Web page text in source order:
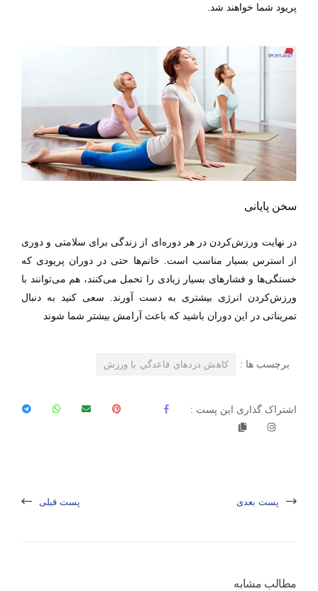
پریود شما خواهند شد.
سخن پایانی
در نهایت ورزش‌کردن در هر دوره‌ای از زندگی برای سلامتی و دوری
از استرس بسیار مناسب است. خانم‌ها حتی در دوران پریودی که
خستگی‌ها و فشارهای بسیار زیادی را تحمل می‌کنند، هم می‌توانند با
ورزش‌کردن انرژی بیشتری به دست آورند. سعی کنید به دنبال
تمریناتی در این دوران باشید که باعث آرامش بیشتر شما شوند
برچسب ها : کاهش دردهاي قاعدگي با ورزش
اشتراک گذاری این پست :
پست قبلی پست بعدی
مطالب مشابه